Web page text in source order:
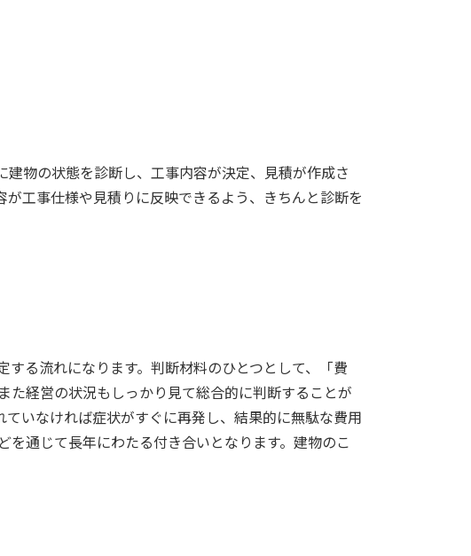
物の状態を診断し、工事内容が決定、見積が作成さ
が工事仕様や見積りに反映できるよう、きちんと診断を
る流れになります。判断材料のひとつとして、「費
た経営の状況もしっかり見て総合的に判断することが
いなければ症状がすぐに再発し、結果的に無駄な費用
通じて長年にわたる付き合いとなります。 建物のこ